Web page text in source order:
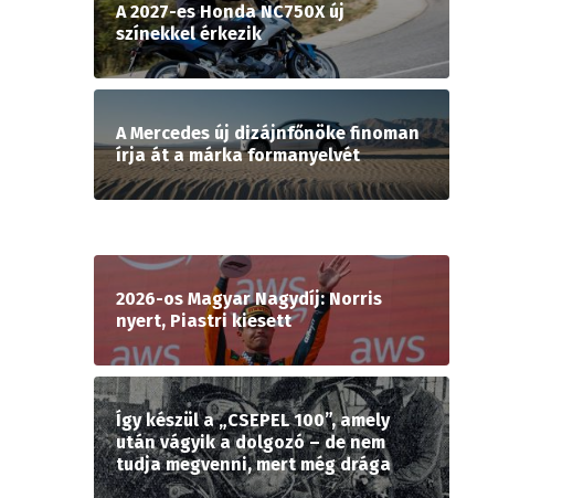
A 2027-es Honda NC750X új
színekkel érkezik
A Mercedes új dizájnfőnöke finoman
írja át a márka formanyelvét
2026-os Magyar Nagydíj: Norris
nyert, Piastri kiesett
Így készül a „CSEPEL 100”, amely
után vágyik a dolgozó – de nem
tudja megvenni, mert még drága